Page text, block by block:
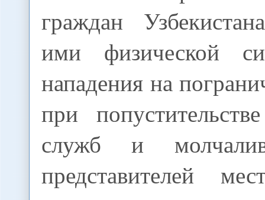
граждан
ими физической
нападения на
при
служб и
представителей